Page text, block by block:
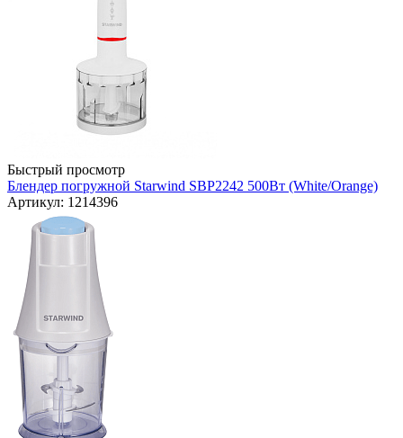
Быстрый просмотр
Блендер погружной Starwind SBP2242 500Вт (White/Orange)
Артикул: 1214396